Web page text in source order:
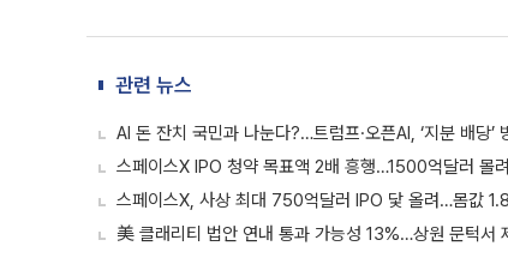
관련 뉴스
AI 돈 잔치 국민과 나눈다?…트럼프·오픈AI, ‘지분 배당’
스페이스X IPO 청약 목표액 2배 흥행…1500억달러 몰려
스페이스X, 사상 최대 750억달러 IPO 닻 올려…몸값
美 클래리티 법안 연내 통과 가능성 13%…상원 문턱서